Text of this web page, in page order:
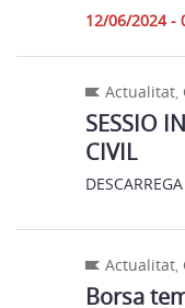
12/06/2024 -
Actualitat,
SESSIO
CIVIL
Actualitat,
Borsa